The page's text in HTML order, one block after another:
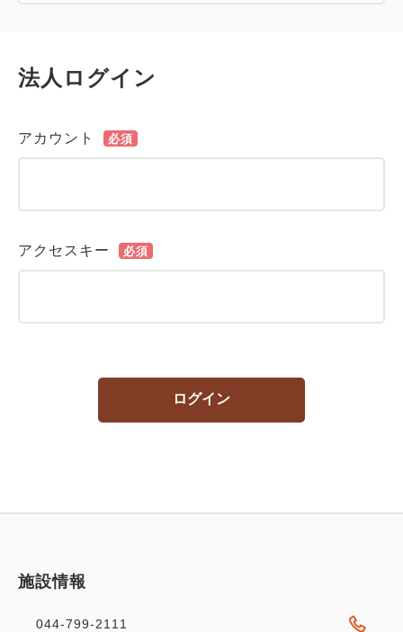
法人ログイン
アカウント 必須
アクセスキー 必須
ログイン
施設情報
044-799-2111